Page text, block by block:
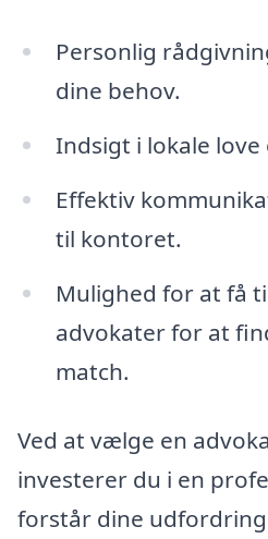
Personlig
dine behov.
Indsigt i lokale love
Effektiv
til kontoret.
Mulighed for at få
advokater for at
match.
Ved at vælge en
investerer du i en
forstår dine